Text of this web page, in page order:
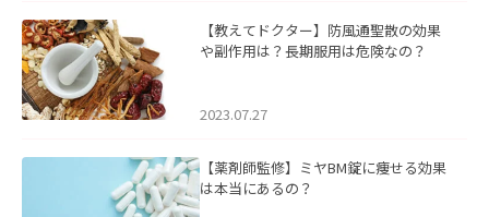
【教えてドクター】防風通聖散の効果
や副作用は？長期服用は危険なの？
2023.07.27
【薬剤師監修】ミヤBM錠に痩せる効果
は本当にあるの？